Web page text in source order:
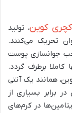
کوین، تولید
تحریک می‌کنند.
جوانسازی پوست
برطرف گردد.
همانند یک آنتی
برابر بسیاری از
در کرم‌های